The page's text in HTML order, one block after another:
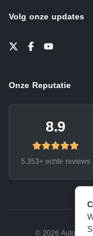
Volg onze updates
Onze Reputatie
8.9
5.353+ echte reviews
© 2026